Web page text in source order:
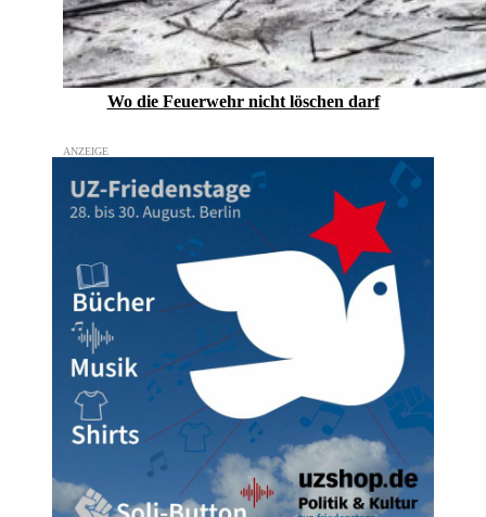
Wo die Feuerwehr nicht löschen darf